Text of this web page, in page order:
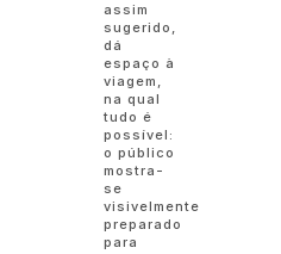
assim
sugerido,
dá
espaço à
viagem,
na qual
tudo é
possível:
o público
mostra-
se
visivelmente
preparado
para